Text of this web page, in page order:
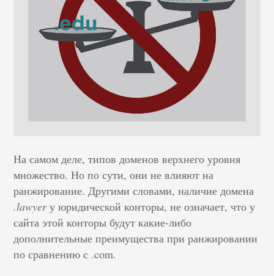
На самом деле, типов доменов верхнего уровня
множество. Но по сути, они не влияют на
ранжирование. Другими словами, наличие домена
.lawyerу юридической конторы, не означает, что у
сайта этой конторы будут какие-либо
дополнительные преимущества при ранжировании
по сравнению с .com.